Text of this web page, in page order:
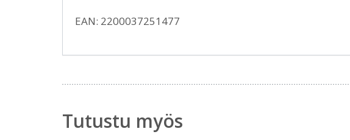
EAN: 2200037251477
Tutustu myös